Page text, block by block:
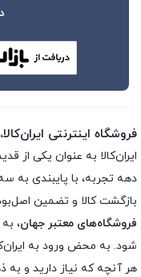
فروشگاه اینترنتی
ایران‌کالا به عنوان یکی از
بازگشت کالا و تضمین
فروشگاه‌های معتبر جهان،
شود. به محض ورود به
هر آنچه که نیاز دارید و